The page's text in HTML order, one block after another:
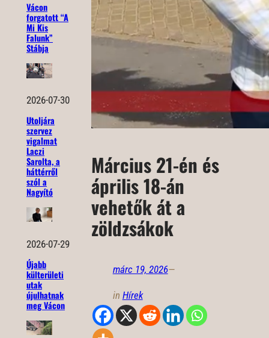
Vácon
forgatott “A
Mi Kis
Falunk”
Stábja
2026-07-30
Utoljára
szervez
vigalmat
Laczi
Sarolta, a
háttérről
szól a
Nagyító
2026-07-29
Újabb
külterületi
utak
újulhatnak
meg Vácon
Március 21-én és
április 18-án
vehetők át a
zöldzsákok
márc 19, 2026—
in Hírek